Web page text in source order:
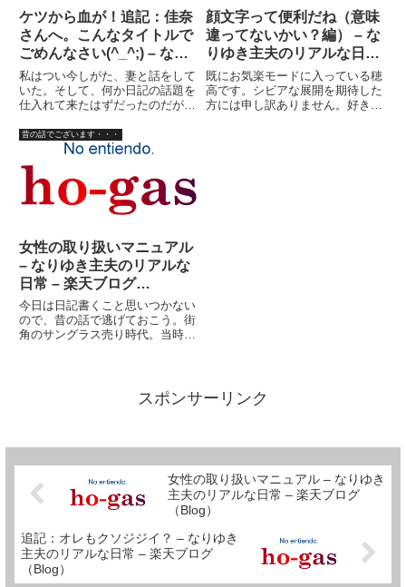
ケツから血が！追記：佳奈
さんへ。こんなタイトルで
ごめんなさい(^_^;) – なり
ゆき主夫のリアルな日常 –
楽天ブログ（Blog）
私はつい今しがた、妻と話をして
いた。そして、何か日記の話題を
仕入れて来たはずだったのだが、
トを書いているうちに、既にその
ことを忘れてしまった。ま、いっ
か！昔の話でございます。多分１
月ごろだった。渋谷でメガネを
売...
顔文字って便利だね（意味
違ってないかい？編） – な
りゆき主夫のリアルな日常
– 楽天ブログ（Blog）
既にお気楽モードに入っている穂
高です。シビアな展開を期待した
方には申し訳ありません。好きな
昔の話でございます・・・
女性の取り扱いマニュアル
– なりゆき主夫のリアルな
日常 – 楽天ブログ
（Blog）
今日は日記書くこと思いつかない
ので、昔の話で逃げておこう。街
角のサングラス売り時代。当時、
ンカ人のおねえちゃん達と連携を
とっていた。スリランカ人のおねスポンサーリンク
女性の取り扱いマニュアル – なりゆき
主夫のリアルな日常 – 楽天ブログ
（Blog）
追記：オレもクソジジイ？ – なりゆき
主夫のリアルな日常 – 楽天ブログ
（Blog）